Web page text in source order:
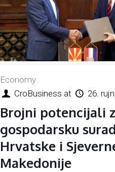
Economy
CroBusiness at 26.
Brojni potencijali
gospodarsku
Hrvatske i
Makedonije